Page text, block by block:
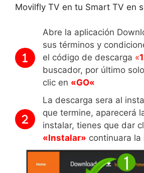
Movilfly TV en tu Smart TV en
Abre la aplicación
sus términos y
el código de descarga «
buscador, por último
clic en «GO«
La descarga sera al
que termine, aparecerá
instalar, tienes que dar
«Instalar» continuara la